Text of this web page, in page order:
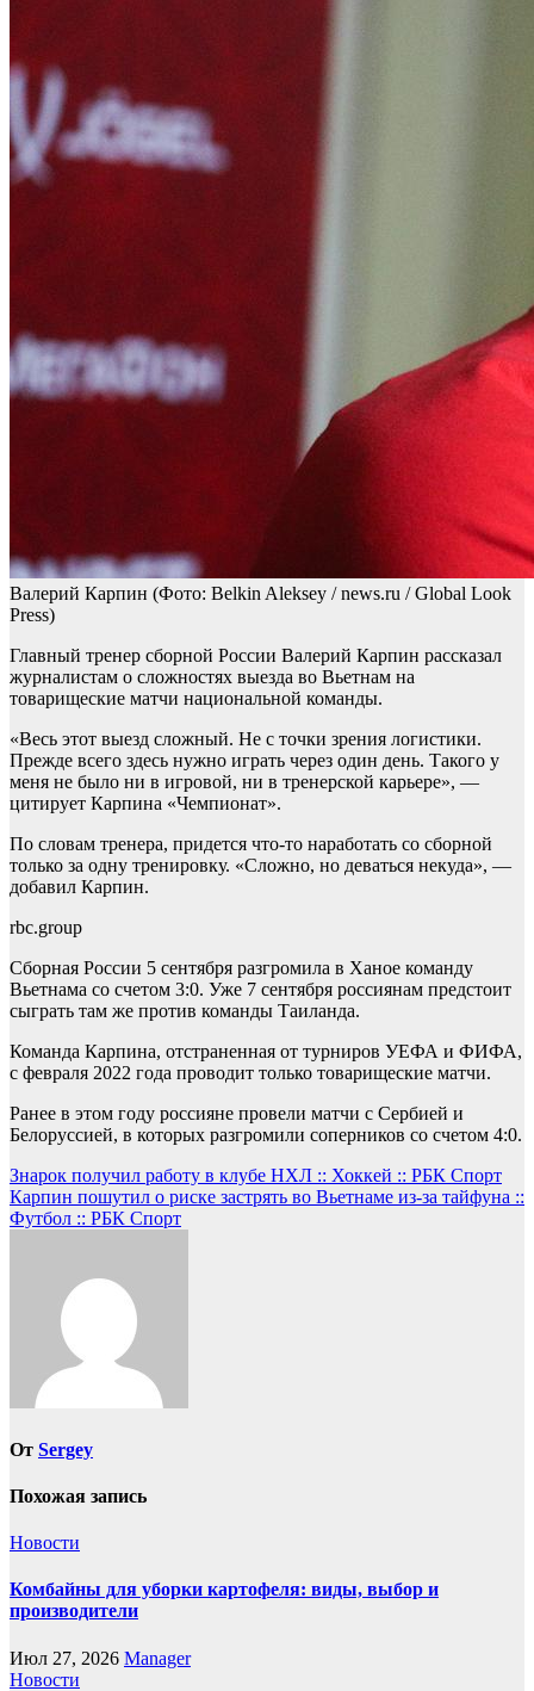
Валерий Карпин (Фото: Belkin Aleksey / news.ru / Global Look
Press)
Главный тренер сборной России Валерий Карпин рассказал
журналистам о сложностях выезда во Вьетнам на
товарищеские матчи национальной команды.
«Весь этот выезд сложный. Не с точки зрения логистики.
Прежде всего здесь нужно играть через один день. Такого у
меня не было ни в игровой, ни в тренерской карьере», —
цитирует Карпина «Чемпионат».
По словам тренера, придется что-то наработать со сборной
только за одну тренировку. «Сложно, но деваться некуда», —
добавил Карпин.
rbc.group
Сборная России 5 сентября разгромила в Ханое команду
Вьетнама со счетом 3:0. Уже 7 сентября россиянам предстоит
сыграть там же против команды Таиланда.
Команда Карпина, отстраненная от турниров УЕФА и ФИФА,
с февраля 2022 года проводит только товарищеские матчи.
Ранее в этом году россияне провели матчи с Сербией и
Белоруссией, в которых разгромили соперников со счетом 4:0.
Навигация
по
Знарок получил работу в клубе НХЛ :: Хоккей :: РБК Спорт
Карпин пошутил о риске застрять во Вьетнаме из-за тайфуна ::
Футбол :: РБК Спорт
От Sergey
Похожая запись
Новости
Комбайны для уборки картофеля: виды, выбор и
производители
Июл 27, 2026 Manager
Новости